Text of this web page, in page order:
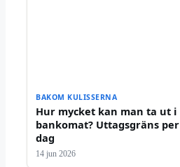
BAKOM KULISSERNA
Hur mycket kan man ta ut i
bankomat? Uttagsgräns per
dag
14 jun 2026